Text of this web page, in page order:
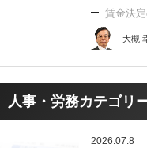
賃金決
大槻
人事・労務カテゴリ
2026.07.8